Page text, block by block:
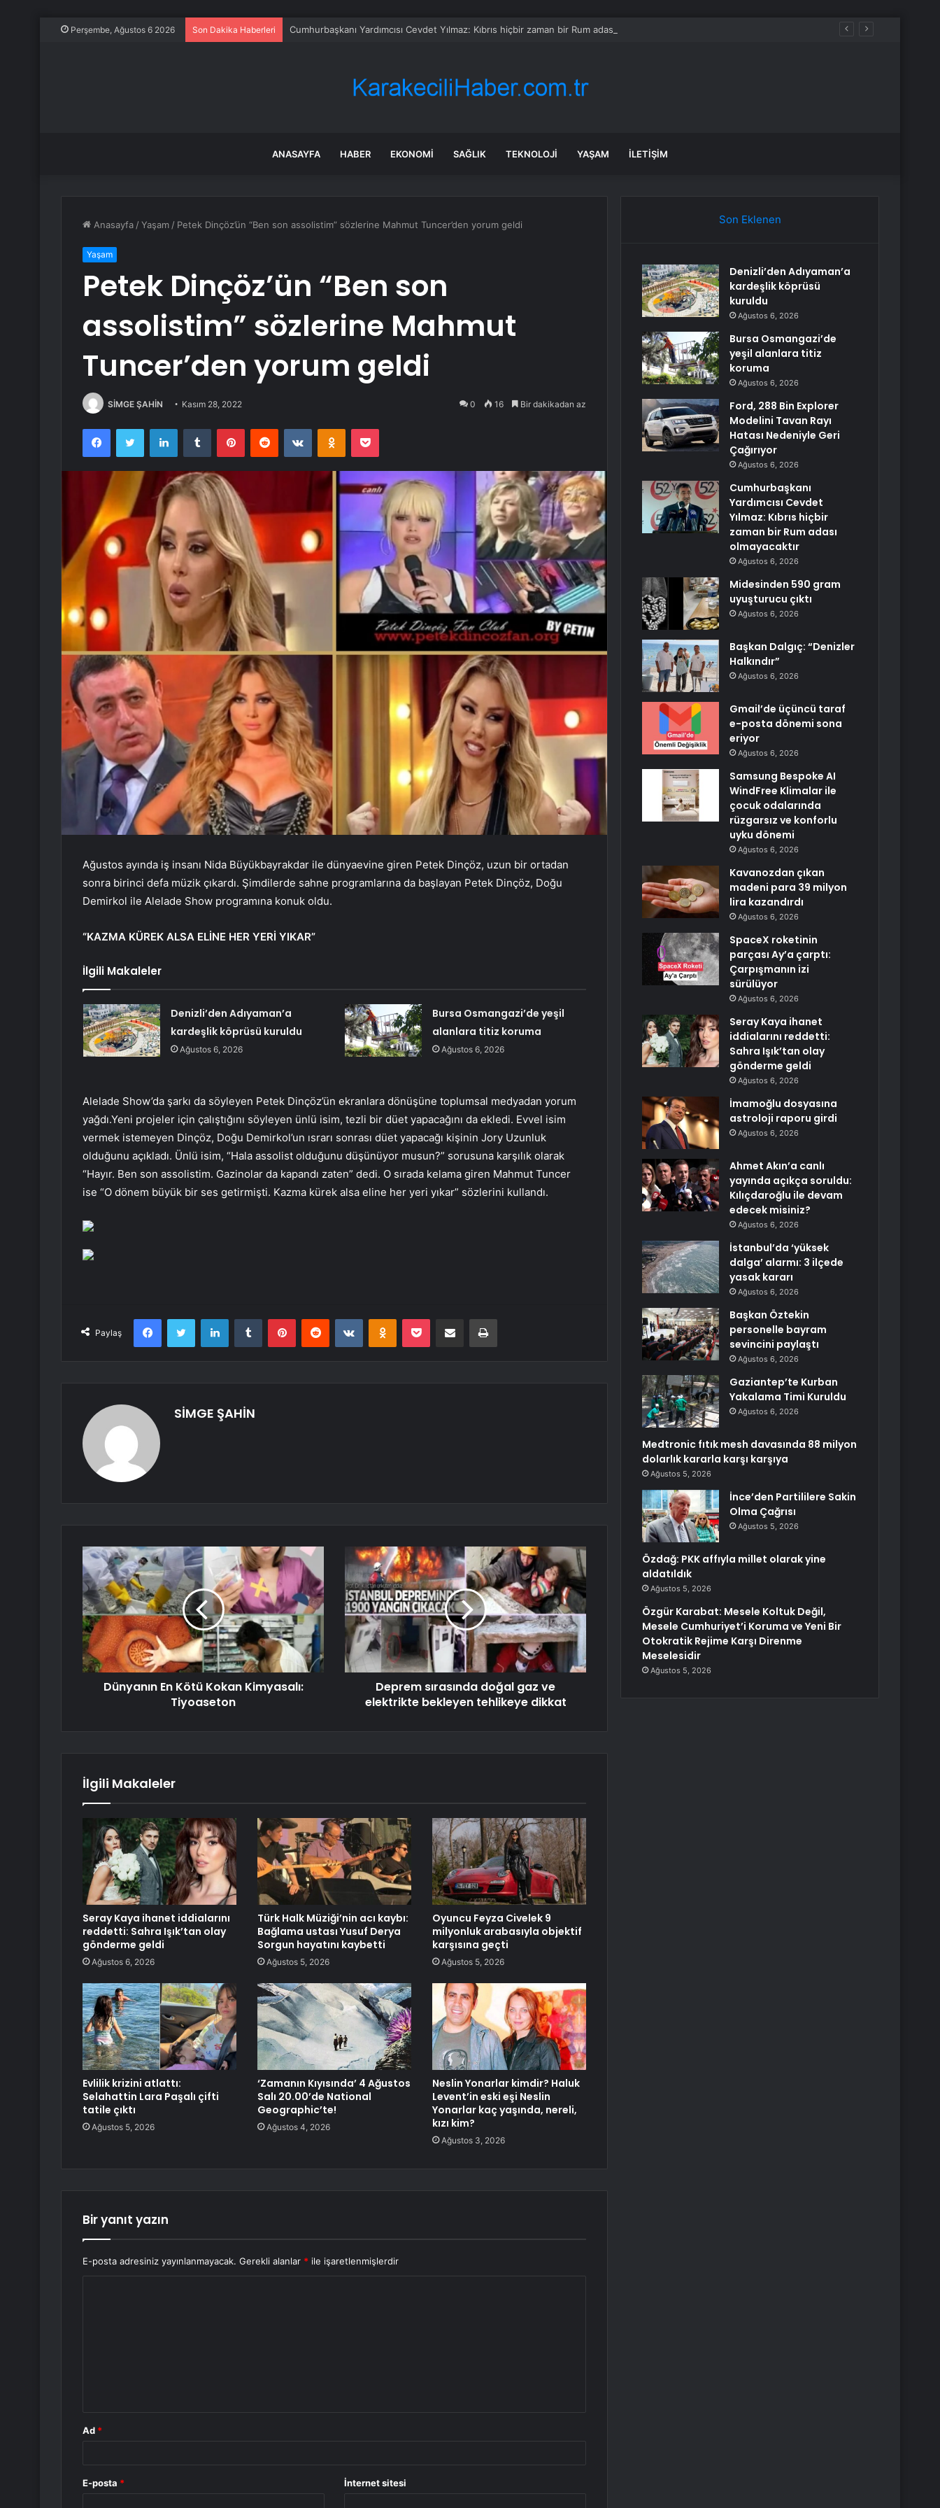
Perşembe, Ağustos 6 2026 Son Dakika Haberleri Cumhurbaşkanı Yardımcısı Cevdet Yılmaz: Kıbrıs hiçbir zaman bir Rum adası olmayacaktır
ANASAYFA HABER EKONOMI SAĞLIK TEKNOLOJI YAŞAM İLETIŞIM
Anasayfa /Yaşam / Petek Dinçöz’ün “Ben son assolistim” sözlerine Mahmut Tuncer’den yorum geldi
Yaşam
Petek Dinçöz’ün “Ben son
assolistim” sözlerine Mahmut
Tuncer’den yorum geldi
SİMGE ŞAHİN Kasım 28, 2022 0 16 Bir dakikadan az
FacebookTwitter LinkedInTumblr PinterestReddit VKontakteOdnoklassniki
Pocket
Ağustos ayında iş insanı Nida Büyükbayrakdar ile dünyaevine giren Petek Dinçöz, uzun bir ortadan
sonra birinci defa müzik çıkardı. Şimdilerde sahne programlarına da başlayan Petek Dinçöz, Doğu
Demirkol ile Alelade Show programına konuk oldu.
“KAZMA KÜREK ALSA ELİNE HER YERİ YIKAR”
İlgili Makaleler
Denizli’den Adıyaman’a
kardeşlik köprüsü kuruldu
Ağustos 6, 2026
Bursa Osmangazi’de yeşil
alanlara titiz koruma
Ağustos 6, 2026
Alelade Show’da şarkı da söyleyen Petek Dinçöz’ün ekranlara dönüşüne toplumsal medyadan yorum
yağdı.Yeni projeler için çalıştığını söyleyen ünlü isim, tezli bir düet yapacağını da ekledi. Evvel isim
vermek istemeyen Dinçöz, Doğu Demirkol’un ısrarı sonrası düet yapacağı kişinin Jory Uzunluk
olduğunu açıkladı. Ünlü isim, “Hala assolist olduğunu düşünüyor musun?” sorusuna karşılık olarak
“Hayır. Ben son assolistim. Gazinolar da kapandı zaten” dedi. O sırada kelama giren Mahmut Tuncer
ise “O dönem büyük bir ses getirmişti. Kazma kürek alsa eline her yeri yıkar” sözlerini kullandı.
Paylaş
FacebookTwitter LinkedInTumblr PinterestReddit VKontakteOdnoklassniki
Pocket E-Posta ile paylaş Yazdır
SİMGE ŞAHİN
Dünyanın En Kötü Kokan Kimyasalı:
Tiyoaseton
Deprem sırasında doğal gaz ve
elektrikte bekleyen tehlikeye dikkat
İlgili Makaleler
Seray Kaya ihanet iddialarını
reddetti: Sahra Işık’tan olay
gönderme geldi
Ağustos 6, 2026
Türk Halk Müziği’nin acı kaybı:
Bağlama ustası Yusuf Derya
Sorgun hayatını kaybetti
Ağustos 5, 2026
Oyuncu Feyza Civelek 9
milyonluk arabasıyla objektif
karşısına geçti
Ağustos 5, 2026
Evlilik krizini atlattı:
Selahattin Lara Paşalı çifti
tatile çıktı
Ağustos 5, 2026
‘Zamanın Kıyısında’ 4 Ağustos
Salı 20.00’de National
Geographic’te!
Ağustos 4, 2026
Neslin Yonarlar kimdir? Haluk
Levent’in eski eşi Neslin
Yonarlar kaç yaşında, nereli,
kızı kim?
Ağustos 3, 2026
Bir yanıt yazın
E-posta adresiniz yayınlanmayacak. Gerekli alanlar * ile işaretlenmişlerdir
Ad *
E-posta * İnternet sitesi
Son Eklenen
Denizli’den Adıyaman’a
kardeşlik köprüsü
kuruldu
Ağustos 6, 2026
Bursa Osmangazi’de
yeşil alanlara titiz
koruma
Ağustos 6, 2026
Ford, 288 Bin Explorer
Modelini Tavan Rayı
Hatası Nedeniyle Geri
Çağırıyor
Ağustos 6, 2026
Cumhurbaşkanı
Yardımcısı Cevdet
Yılmaz: Kıbrıs hiçbir
zaman bir Rum adası
olmayacaktır
Ağustos 6, 2026
Midesinden 590 gram
uyuşturucu çıktı
Ağustos 6, 2026
Başkan Dalgıç: “Denizler
Halkındır”
Ağustos 6, 2026
Gmail’de üçüncü taraf
e-posta dönemi sona
eriyor
Ağustos 6, 2026
Samsung Bespoke AI
WindFree Klimalar ile
çocuk odalarında
rüzgarsız ve konforlu
uyku dönemi
Ağustos 6, 2026
Kavanozdan çıkan
madeni para 39 milyon
lira kazandırdı
Ağustos 6, 2026
SpaceX roketinin
parçası Ay’a çarptı:
Çarpışmanın izi
sürülüyor
Ağustos 6, 2026
Seray Kaya ihanet
iddialarını reddetti:
Sahra Işık’tan olay
gönderme geldi
Ağustos 6, 2026
İmamoğlu dosyasına
astroloji raporu girdi
Ağustos 6, 2026
Ahmet Akın’a canlı
yayında açıkça soruldu:
Kılıçdaroğlu ile devam
edecek misiniz?
Ağustos 6, 2026
İstanbul’da ‘yüksek
dalga’ alarmı: 3 ilçede
yasak kararı
Ağustos 6, 2026
Başkan Öztekin
personelle bayram
sevincini paylaştı
Ağustos 6, 2026
Gaziantep’te Kurban
Yakalama Timi Kuruldu
Ağustos 6, 2026
Medtronic fıtık mesh davasında 88 milyon
dolarlık kararla karşı karşıya
Ağustos 5, 2026
İnce’den Partililere Sakin
Olma Çağrısı
Ağustos 5, 2026
Özdağ: PKK affıyla millet olarak yine
aldatıldık
Ağustos 5, 2026
Özgür Karabat: Mesele Koltuk Değil,
Mesele Cumhuriyet’i Koruma ve Yeni Bir
Otokratik Rejime Karşı Direnme
Meselesidir
Ağustos 5, 2026